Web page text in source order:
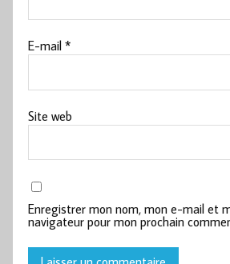
E-mail*
Site web
Enregistrer mon nom, mon e-mail et
navigateur pour mon prochain